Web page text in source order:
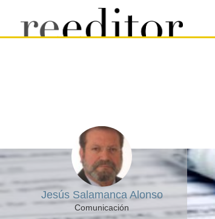
Jesús Salamanca Alonso
Comunicación